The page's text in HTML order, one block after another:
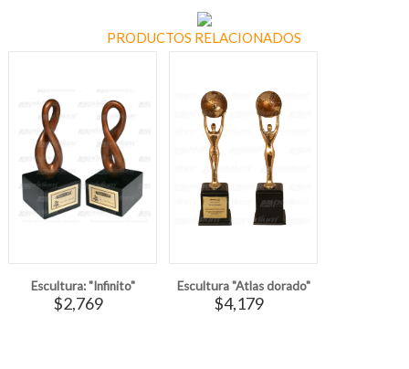
PRODUCTOS RELACIONADOS
Escultura: "Infinito"
$2,769
Escultura "Atlas dorado"
$4,179